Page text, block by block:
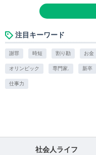
注目キーワード
謝罪 時短 割り勘 お金
オリンピック 専門家. 新卒
仕事力
社会人ライフ